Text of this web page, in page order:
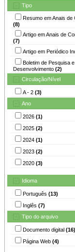
Tipo
Resumo em Anais de
(8)
Artigo em Anais de
(7)
Artigo em Periódico
Boletim de Pesquisa e
Desenvolvimento (2)
Circulação/Nível
A - 2 (3)
Ano
2026 (1)
2025 (2)
2024 (1)
2023 (2)
2020 (3)
Idioma
Português (13)
Inglês (7)
Tipo do arquivo
Documento digital (16)
Página Web (4)